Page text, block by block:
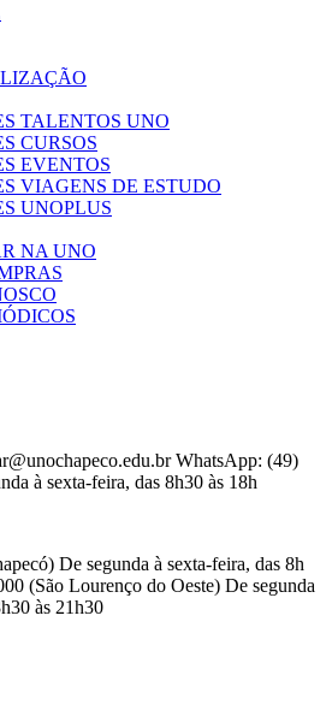
TALENTOS UNO
CURSOS
EVENTOS
VIAGENS DE ESTUDO
UNOPLUS
NA UNO
WhatsApp: (49)
à sexta-feira, das 8h30 às 18h
De segunda à sexta-feira, das 8h
(São Lourenço do Oeste) De segunda
às 21h30